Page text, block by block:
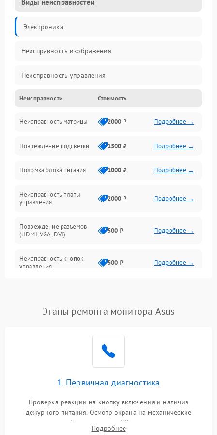
Виды неисправностей
Электроника
Неисправность изображения
Неисправность управления
Неисправность интерфейсов
Прочие неисправности
Неисправность звука
Механические повреждения
Неисправности Стоимость
Неисправность матрицы 2000 ₽ Подробнее →
Повреждение подсветки 1500 ₽ Подробнее →
Поломка блока питания 1000 ₽ Подробнее →
Неисправность платы
управления
2000 ₽ Подробнее →
Повреждение разъемов
(HDMI, VGA, DVI)
500 ₽ Подробнее →
Неисправность кнопок
управления
500 ₽ Подробнее →
Повреждение кабеля
1000 ₽
Поломка системы
автоматического
1000 ₽ Подробнее →
Неисправность системы
1000 ₽
Этапы ремонта монитора Asus
1. Первичная диагностика
Проверка реакции на кнопку включения и наличия
дежурного питания. Осмотр экрана на механические
повреждения. Подключение к ПК для оценки вывода
изображения, работы подсветки и выявления артефактов на
Подробнее